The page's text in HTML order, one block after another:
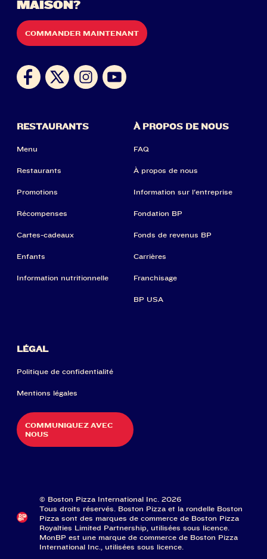
MAISON?
COMMANDER MAINTENANT
RESTAURANTS
Menu
Restaurants
Promotions
Récompenses
Cartes-cadeaux
Enfants
Information nutritionnelle
À PROPOS DE NOUS
FAQ
À propos de nous
Information sur l'entreprise
Fondation BP
Fonds de revenus BP
Carrières
Franchisage
BP USA
LÉGAL
Politique de confidentialité
Mentions légales
COMMUNIQUEZ AVEC
NOUS
© Boston Pizza International Inc. 2026
Tous droits réservés. Boston Pizza et la rondelle Boston
Pizza sont des marques de commerce de Boston Pizza
Royalties Limited Partnership, utilisées sous licence.
MonBP est une marque de commerce de Boston Pizza
International Inc., utilisées sous licence.